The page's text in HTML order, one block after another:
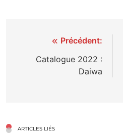
NavigationPrécédent:
Catalogue 2022 :
Daiwa
ARTICLES LIÉS